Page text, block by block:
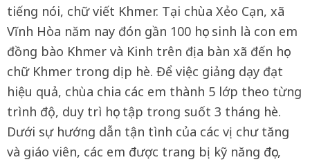
tiếng nói, chữ viết Khmer. Tại chùa Xẻo Cạn, xã
Vĩnh Hòa năm nay đón gần 100 học sinh là con em
đồng bào Khmer và Kinh trên địa bàn xã đến học
chữ Khmer trong dịp hè. Để việc giảng dạy đạt
hiệu quả, chùa chia các em thành 5 lớp theo từng
trình độ, duy trì học tập trong suốt 3 tháng hè.
Dưới sự hướng dẫn tận tình của các vị chư tăng
và giáo viên, các em được trang bị kỹ năng đọc,